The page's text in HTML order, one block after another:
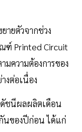
ายตัวจากช่วง
ฑ์ Printed Circuit
มความต้องการของ
งต่อเนื่อง
ชนีผลผลิตเดือน
นของปีก่อน ได้แก่